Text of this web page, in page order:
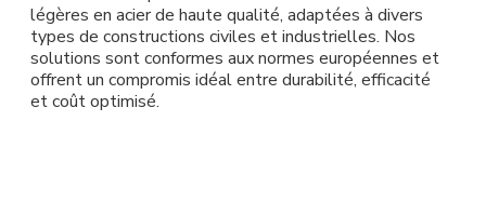
légères en acier de haute qualité, adaptées à divers
types de constructions civiles et industrielles. Nos
solutions sont conformes aux normes européennes et
offrent un compromis idéal entre durabilité, efficacité
et coût optimisé.